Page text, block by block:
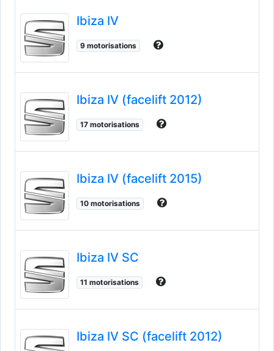
Ibiza IV
9 motorisations
Ibiza IV (facelift 2012)
17 motorisations
Ibiza IV (facelift 2015)
10 motorisations
Ibiza IV SC
11 motorisations
Ibiza IV SC (facelift 2012)